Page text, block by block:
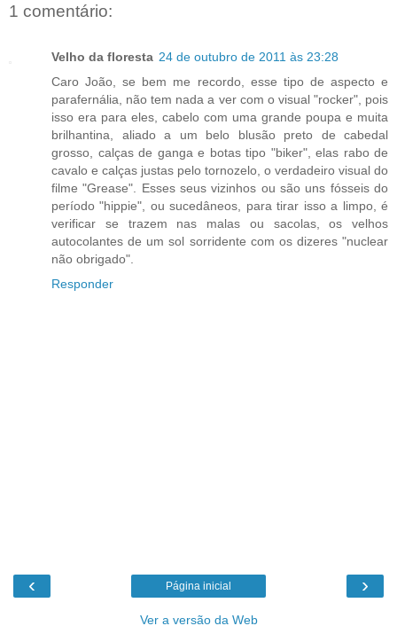
1 comentário:
Velho da floresta 24 de outubro de 2011 às 23:28
Caro João, se bem me recordo, esse tipo de aspecto e
parafernália, não tem nada a ver com o visual "rocker", pois
isso era para eles, cabelo com uma grande poupa e muita
brilhantina, aliado a um belo blusão preto de cabedal
grosso, calças de ganga e botas tipo "biker", elas rabo de
cavalo e calças justas pelo tornozelo, o verdadeiro visual do
filme "Grease". Esses seus vizinhos ou são uns fósseis do
período "hippie", ou sucedâneos, para tirar isso a limpo, é
verificar se trazem nas malas ou sacolas, os velhos
autocolantes de um sol sorridente com os dizeres "nuclear
não obrigado".
Responder
‹ ›
Página inicial
Ver a versão da Web